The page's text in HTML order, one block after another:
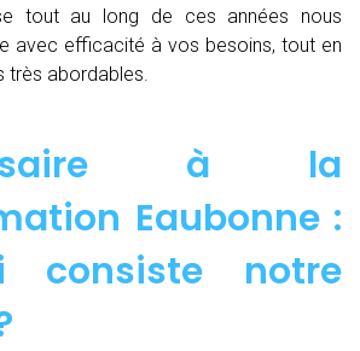
tout au long de ces années nous
avec efficacité à vos besoins, tout en
très abordables.
à la
Eaubonne :
consiste notre